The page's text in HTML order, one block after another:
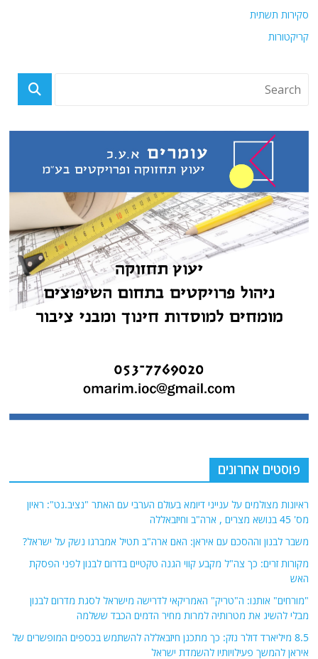
סקירות תשתית
קריקטורות
ראיונות מצולמים על ענייני דיומא בעולם הערבי עם האתר "נציב.נט": ראיון
מקורות זרים: כך צה"ל מקבע קווי הגנה טקטיים בדרום לבנון לפני הפסקת
"מורחים" אותנו: ה"טריק" האמריקאי לדרישה מישראל לסגת מדרום לבנון
מבלי להשיג את מטרותיה למרות מחיר הדמים הכבד ששלמה
8.5 מיליארד דולר נזק: כך מתכנן חיזבאללה להשתמש בכספים המופשרים של
איראן להמשך פעילויותיו להשמדת ישראל
אודות
אתר החדשות נציב.נט מבצע איסוף ועיבוד של מידע ממקורות המודיעין הגלוי
(רשתות חברתיות, עיתונות, עדויות מקומיות ועוד) על מנת להביא את תמונת